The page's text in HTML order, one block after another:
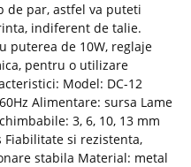
de par, astfel va puteti
indiferent de talie.
puterea de 10W, reglaje
pentru o utilizare
Model: DC-12
Alimentare: sursa Lame
3, 6, 10, 13 mm
si rezistenta,
stabila Material: metal